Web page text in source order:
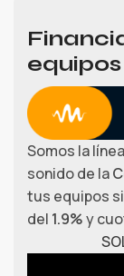
equipos
Somos la
sonido de la
tus equipos
del 1.9%y